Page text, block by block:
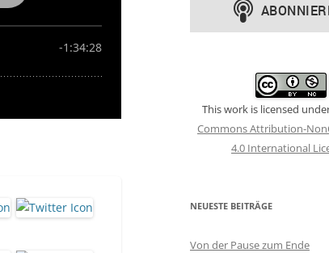
This work is licensed
Commons Attribution-
4.0 International
NEUESTE BEITRÄGE
Von der Pause zum Ende